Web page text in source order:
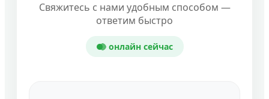
Свяжитесь с нами удобным способом —
ответим быстро
онлайн сейчас